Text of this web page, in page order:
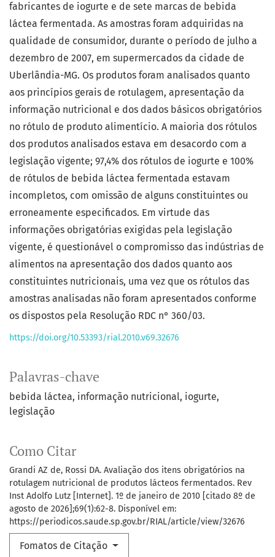
Palavras-chave
bebida láctea informação nutricional iogurte
legislação
Como Citar
Grandi AZ de, Rossi DA. Avaliação dos itens obrigatórios na
rotulagem nutricional de produtos lácteos fermentados. Rev
Inst Adolfo Lutz [Internet]. 1º de janeiro de 2010 [citado 8º de
agosto de 2026];69(1):62-8. Disponível em:
https://periodicos.saude.sp.gov.br/RIAL/article/view/32676
Fomatos de Citação
fabricantes de iogurte e de sete marcas de bebida
láctea fermentada. As amostras foram adquiridas na
qualidade de consumidor, durante o período de julho a
dezembro de 2007, em supermercados da cidade de
Uberlândia-MG. Os produtos foram analisados quanto
aos princípios gerais de rotulagem, apresentação da
informação nutricional e dos dados básicos obrigatórios
no rótulo de produto alimentício. A maioria dos rótulos
dos produtos analisados estava em desacordo com a
legislação vigente; 97,4% dos rótulos de iogurte e 100%
de rótulos de bebida láctea fermentada estavam
incompletos, com omissão de alguns constituintes ou
erroneamente especificados. Em virtude das
informações obrigatórias exigidas pela legislação
vigente, é questionável o compromisso das indústrias de
alimentos na apresentação dos dados quanto aos
constituintes nutricionais, uma vez que os rótulos das
amostras analisadas não foram apresentados conforme
os dispostos pela Resolução RDC n° 360/03.
https://doi.org/10.53393/rial.2010.v69.32676